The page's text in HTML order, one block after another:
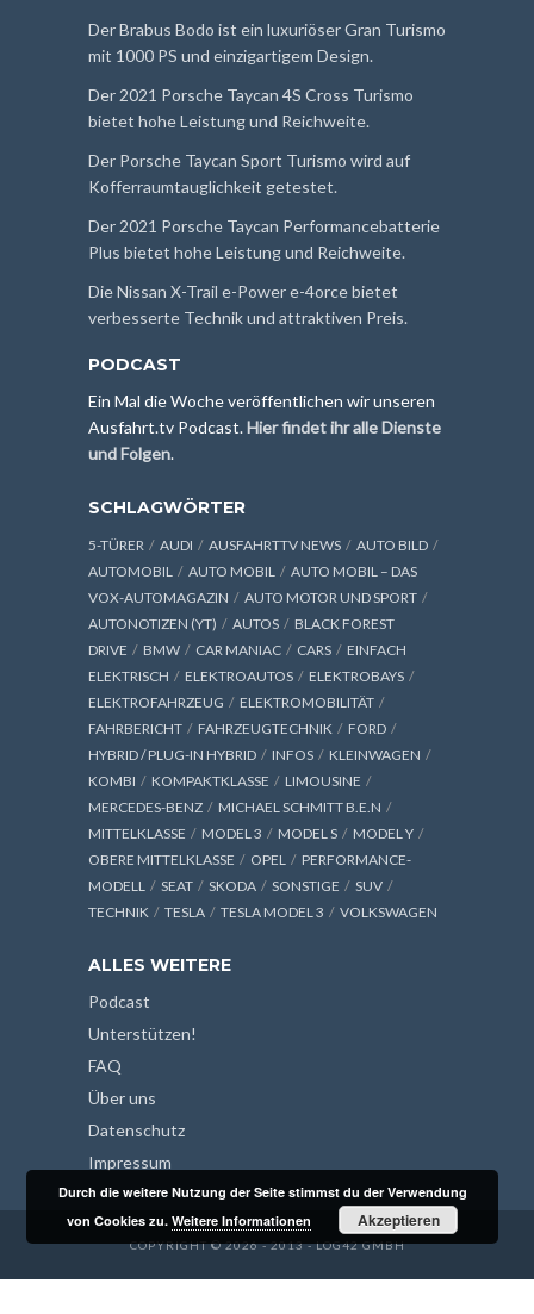
Der Brabus Bodo ist ein luxuriöser Gran Turismo
mit 1000 PS und einzigartigem Design.
Der 2021 Porsche Taycan 4S Cross Turismo
bietet hohe Leistung und Reichweite.
Der Porsche Taycan Sport Turismo wird auf
Kofferraumtauglichkeit getestet.
Der 2021 Porsche Taycan Performancebatterie
Plus bietet hohe Leistung und Reichweite.
Die Nissan X-Trail e-Power e-4orce bietet
verbesserte Technik und attraktiven Preis.
PODCAST
Ein Mal die Woche veröffentlichen wir unseren
Ausfahrt.tv Podcast.Hier findet ihr alle Dienste
und Folgen.
SCHLAGWÖRTER
5-TÜRER AUDI AUSFAHRTTV NEWS
AUTO BILD
AUTOMOBIL
AUTO MOBIL
AUTO MOBIL – DAS
VOX-AUTOMAGAZIN
AUTO MOTOR UND SPORT
AUTONOTIZEN (YT)
AUTOS
BLACK FOREST
DRIVE
BMW CAR MANIAC CARS
EINFACH
ELEKTRISCH
ELEKTROAUTOS
ELEKTROBAYS
ELEKTROFAHRZEUG
ELEKTROMOBILITÄT
FAHRBERICHT
FAHRZEUGTECHNIK
FORD
HYBRID / PLUG-IN HYBRID
INFOS
KLEINWAGEN
KOMBI
KOMPAKTKLASSE
LIMOUSINE
MERCEDES-BENZ
MICHAEL SCHMITT B.E.N
MITTELKLASSE
MODEL 3 MODEL S
MODEL Y
OBERE MITTELKLASSE
OPEL
PERFORMANCE-
MODELL
SEAT SKODA SONSTIGE
SUV
TECHNIK
TESLA TESLA MODEL 3 VOLKSWAGEN
ALLES WEITERE
Podcast
Unterstützen!
FAQ
Über uns
Datenschutz
Impressum
COPYRIGHT © 2026 - 2013 - LOG42 GMBH
Durch die weitere Nutzung der Seite stimmst du der Verwendung
von Cookies zu.Weitere Informationen Akzeptieren